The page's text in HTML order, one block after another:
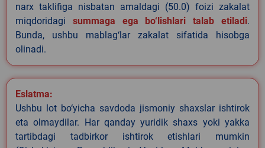
narx taklifiga nisbatan amaldagi (50.0) foizi zakalat
miqdoridagi summaga ega bo‘lishlari talab etiladi.
Bunda, ushbu mablag‘lar zakalat sifatida hisobga
olinadi.
Eslatma:
Ushbu lot bo‘yicha savdoda jismoniy shaxslar ishtirok
eta olmaydilar. Har qanday yuridik shaxs yoki yakka
tartibdagi tadbirkor ishtirok etishlari mumkin